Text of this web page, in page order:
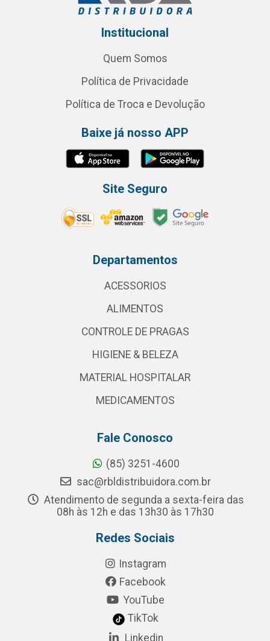
Institucional
Quem Somos
Política de Privacidade
Política de Troca e Devolução
Baixe já nosso APP
Site Seguro
Departamentos
ACESSORIOS
ALIMENTOS
CONTROLE DE PRAGAS
HIGIENE & BELEZA
MATERIAL HOSPITALAR
MEDICAMENTOS
Fale Conosco
(85) 3251-4600
sac@rbldistribuidora.com.br
Atendimento de segunda a sexta-feira das
08h às 12h e das 13h30 às 17h30
Redes Sociais
Instagram
Facebook
YouTube
TikTok
Linkedin